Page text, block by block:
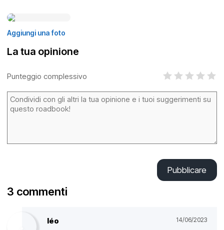
Aggiungi una foto
La tua opinione
Punteggio complessivo
Pubblicare
3 commenti
léo 14/06/2023